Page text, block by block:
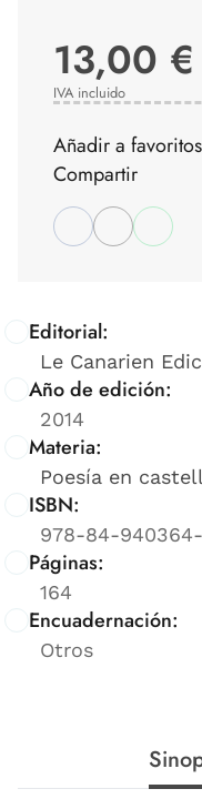
Editorial:
Le Canarien
Año de edición:
2014
Materia:
Poesía en
ISBN:
978-84-
Páginas:
164
Encuadernación:
Otros
13,00 €
IVA incluido
Añadir a favoritos
Compartir